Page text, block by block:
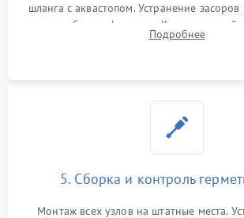
шланга с аквастопом. Устранение засоров
патрубках и фильтрах. Компонентный
управления, восстановление
Подробнее
5. Сборка и контроль
Монтаж всех узлов на штатные места.